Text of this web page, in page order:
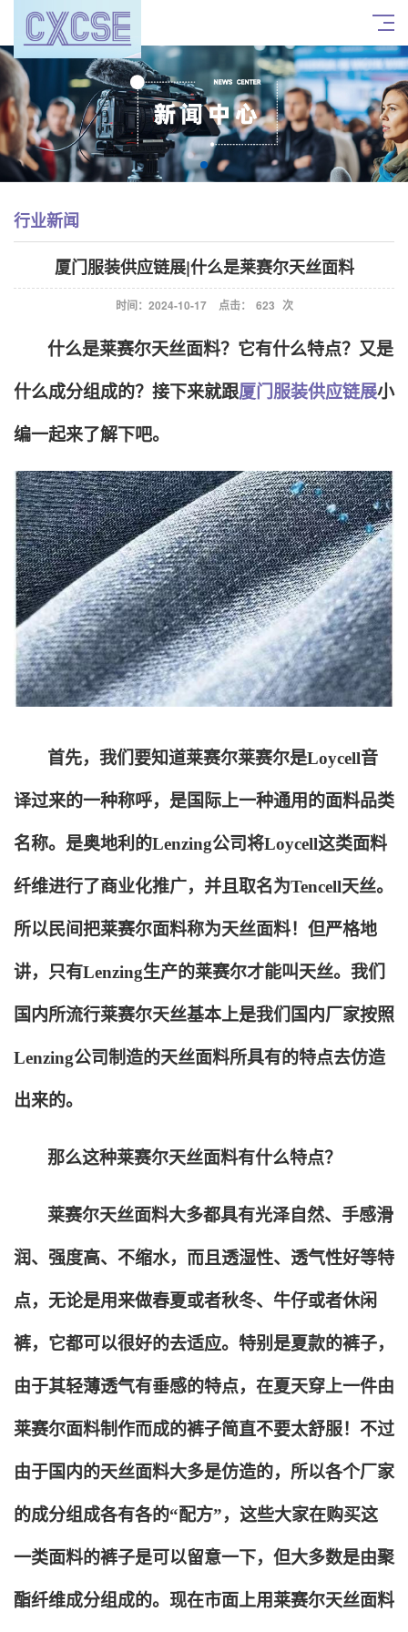
行业新闻
厦门服装供应链展|什么是莱赛尔天丝面料
时间：2024-10-17 点击： 623 次
什么是莱赛尔天丝面料？它有什么特点？又是
什么成分组成的？接下来就跟厦门服装供应链展小
编一起来了解下吧。
首先，我们要知道莱赛尔莱赛尔是Loycell音
译过来的一种称呼，是国际上一种通用的面料品类
名称。是奥地利的Lenzing公司将Loycell这类面料
纤维进行了商业化推广，并且取名为Tencell天丝。
所以民间把莱赛尔面料称为天丝面料！但严格地
讲，只有Lenzing生产的莱赛尔才能叫天丝。我们
国内所流行莱赛尔天丝基本上是我们国内厂家按照
Lenzing公司制造的天丝面料所具有的特点去仿造
出来的。
那么这种莱赛尔天丝面料有什么特点？
莱赛尔天丝面料大多都具有光泽自然、手感滑
润、强度高、不缩水，而且透湿性、透气性好等特
点，无论是用来做春夏或者秋冬、牛仔或者休闲
裤，它都可以很好的去适应。特别是夏款的裤子，
由于其轻薄透气有垂感的特点，在夏天穿上一件由
莱赛尔面料制作而成的裤子简直不要太舒服！不过
由于国内的天丝面料大多是仿造的，所以各个厂家
的成分组成各有各的“配方”，这些大家在购买这
一类面料的裤子是可以留意一下，但大多数是由聚
酯纤维成分组成的。现在市面上用莱赛尔天丝面料